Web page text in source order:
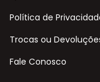
Política de
Trocas ou
Fale Conosco